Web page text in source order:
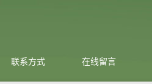
联系方式 在线留言